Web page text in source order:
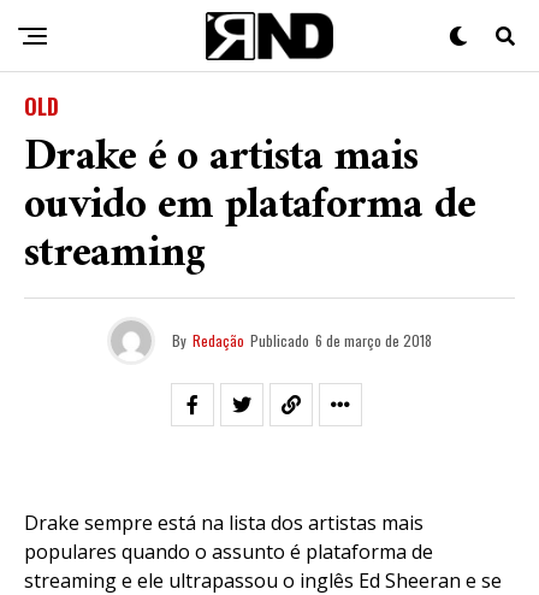
OLD
Drake é o artista mais
ouvido em plataforma de
streaming
By Redação Publicado 6 de março de 2018
Drake sempre está na lista dos artistas mais
populares quando o assunto é plataforma de
streaming e ele ultrapassou o inglês Ed Sheeran e se